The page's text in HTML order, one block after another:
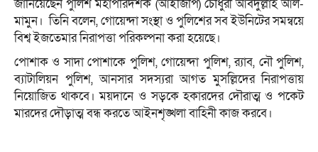
জানিয়েছেন পুলিশ মহাপরিদর্শক (আইজিপি) চৌধুরী আবদুল্লাহ আল-
মামুন। তিনি বলেন, গোয়েন্দা সংস্থা ও পুলিশের সব ইউনিটের সমন্বয়ে
বিশ্ব ইজতেমার নিরাপত্তা পরিকল্পনা করা হয়েছে।
পোশাক ও সাদা পোশাকে পুলিশ, গোয়েন্দা পুলিশ, র‌্যাব, নৌ পুলিশ,
ব্যাটালিয়ন পুলিশ, আনসার সদস্যরা আগত মুসল্লিদের নিরাপত্তায়
নিয়োজিত থাকবে। ময়দানে ও সড়কে হকারদের দৌরাত্ম ও পকেট
মারদের দৌড়াত্ম বন্ধ করতে আইনশৃঙ্খলা বাহিনী কাজ করবে।